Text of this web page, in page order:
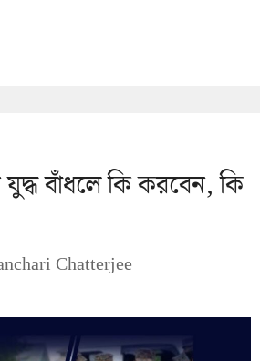
যুদ্ধ বাঁধলে কি করবেন, কি
Chatterjee